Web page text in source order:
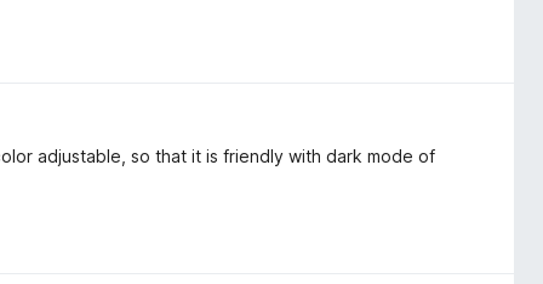
adjustable, so that it is friendly with dark mode of